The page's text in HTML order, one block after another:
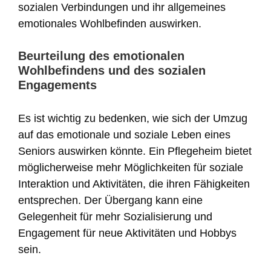
sozialen Verbindungen und ihr allgemeines
emotionales Wohlbefinden auswirken.
Beurteilung des emotionalen
Wohlbefindens und des sozialen
Engagements
Es ist wichtig zu bedenken, wie sich der Umzug
auf das emotionale und soziale Leben eines
Seniors auswirken könnte. Ein Pflegeheim bietet
möglicherweise mehr Möglichkeiten für soziale
Interaktion und Aktivitäten, die ihren Fähigkeiten
entsprechen. Der Übergang kann eine
Gelegenheit für mehr Sozialisierung und
Engagement für neue Aktivitäten und Hobbys
sein.